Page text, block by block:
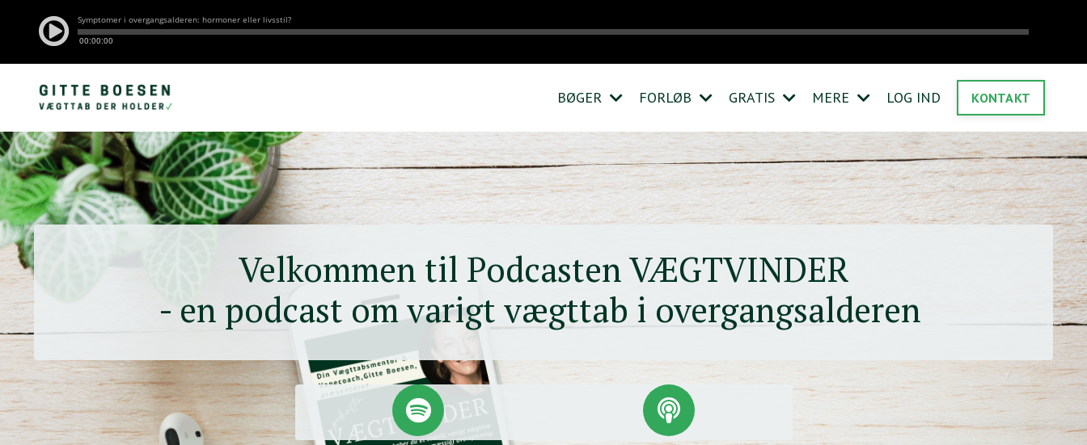
BØGER FORLØB GRATIS MERE LOG IND KONTAKT
Velkommen til Podcasten VÆGTVINDER
- en podcast om varigt vægttab i overgangsalderen